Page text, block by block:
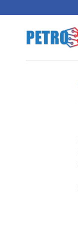
to
content